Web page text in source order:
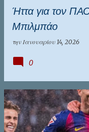
Ήττα για τον
Μπιλμπάο
την Ιανουαρίου 14, 2026
0